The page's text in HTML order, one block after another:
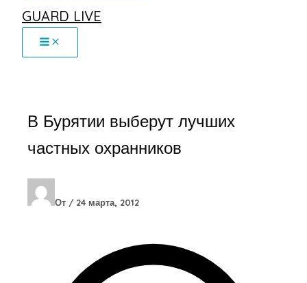
GUARD LIVE
В Бурятии выберут лучших
частных охранников
От / 24 марта, 2012